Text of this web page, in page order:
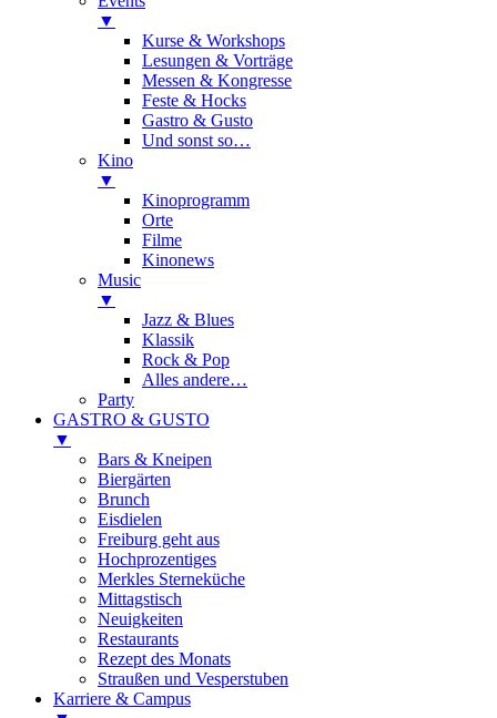
▼
Kurse & Workshops
Lesungen & Vorträge
Messen & Kongresse
Feste & Hocks
Gastro & Gusto
Und sonst so…
Kino
▼
Kinoprogramm
Orte
Filme
Kinonews
Music
▼
Jazz & Blues
Klassik
Rock & Pop
Alles andere…
Party
GASTRO & GUSTO
▼
Bars & Kneipen
Biergärten
Brunch
Eisdielen
Freiburg geht aus
Hochprozentiges
Merkles Sterneküche
Mittagstisch
Neuigkeiten
Restaurants
Rezept des Monats
Straußen und Vesperstuben
Karriere & Campus